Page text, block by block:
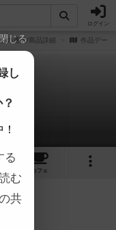
ログイン
の通販/商品詳細 作品データ
カフェ
閉じる
し
る
む
共